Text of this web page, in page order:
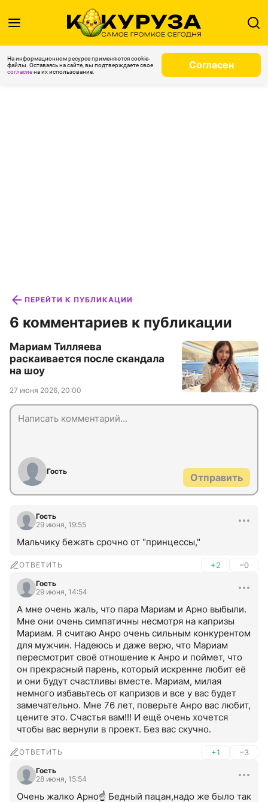
На информационном ресурсе применяются cookie-
файлы. Оставаясь на сайте, вы подтверждаете свое
согласиена их использование.
Согласен
ПЕРЕЙТИ К ПУБЛИКАЦИИ
6 комментариев к публикации
Мариам Тилляева
раскаивается после скандала
на шоу
27 июня 2026, 20:00
Гость
Отправить
Гость
29 июня, 19:55
Мальчику бежать срочно от "принцессы,"
ОТВЕТИТЬ +2 –0
Гость
29 июня, 14:54
А мне очень жаль, что пара Мариам и Арно выбыли.
Мне они очень симпатичны несмотря на капризы
Мариам. Я считаю Анро очень сильным конкурентом
для мужчин. Надеюсь и даже верю, что Мариам
пересмотрит своё отношение к Анро и поймет, что
он прекрасный парень, который искренне любит её
и они будут счастливы вместе. Мариам, милая
немного избавьтесь от капризов и все у вас будет
замечательно. Мне 76 лет, поверьте Анро вас любит,
цените это. Счастья вам!!! И ещё очень хочется
чтобы вас вернули в проект. Без вас скучно.
ОТВЕТИТЬ +1 –3
Гость
28 июня, 15:54
Очень жалко Арно☝️ Бедный пацан,надо же было так